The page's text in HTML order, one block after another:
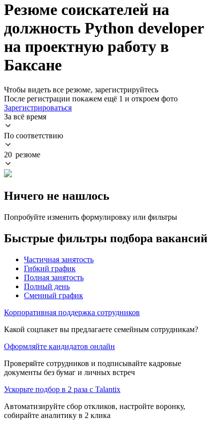
Резюме соискателей на
должность Python developer
на проектную работу в
Баксане
Чтобы видеть все резюме, зарегистрируйтесь
После регистрации покажем ещё 1 и откроем фото
Зарегистрироваться
За всё время
По соответствию
20 резюме
Ничего не нашлось
Попробуйте изменить формулировку или фильтры
Быстрые фильтры подбора вакансий
Частичная занятость
Гибкий график
Полная занятость
Полный день
Сменный график
Корпоративная поддержка сотрудников
Какой соцпакет вы предлагаете семейным сотрудникам?
Оформляйте кандидатов онлайн
Проверяйте сотрудников и подписывайте кадровые
документы без бумаг и личных встреч
Ускорьте подбор в 2 раза с Talantix
Автоматизируйте сбор откликов, настройте воронку,
собирайте аналитику в 2 клика